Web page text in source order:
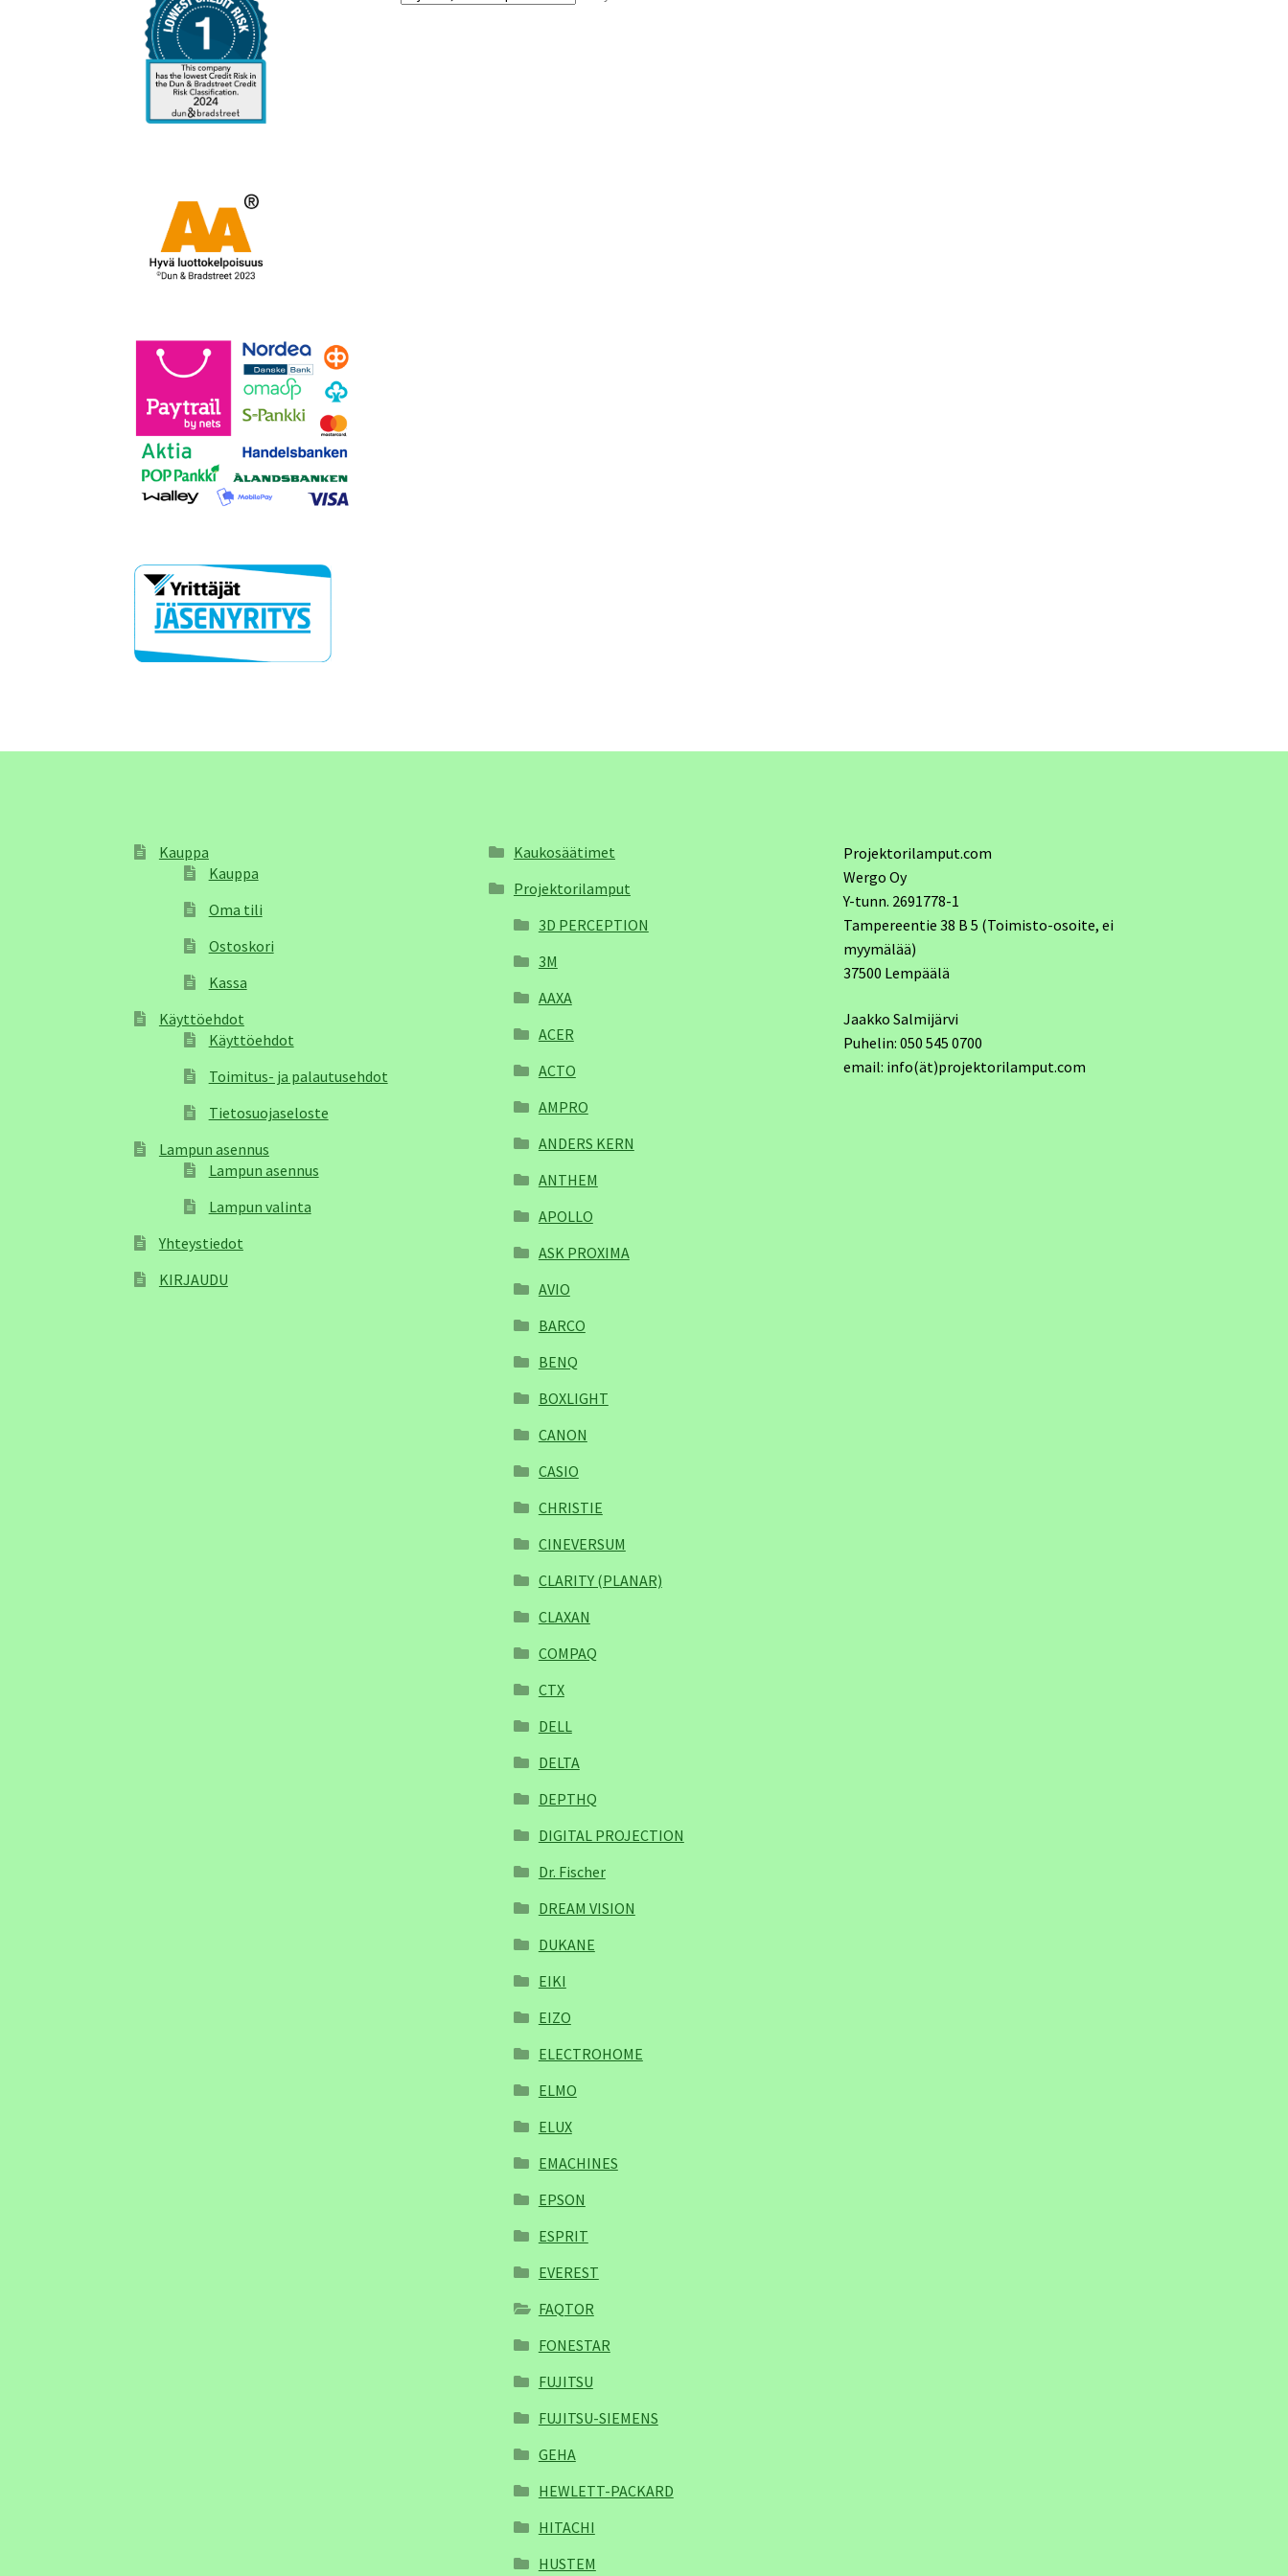
Kauppa
Kauppa
Oma tili
Ostoskori
Kassa
Käyttöehdot
Käyttöehdot
Toimitus- ja palautusehdot
Tietosuojaseloste
Lampun asennus
Lampun asennus
Lampun valinta
Yhteystiedot
KIRJAUDU
Kaukosäätimet
Projektorilamput
3D PERCEPTION
3M
AAXA
ACER
ACTO
AMPRO
ANDERS KERN
ANTHEM
APOLLO
ASK PROXIMA
AVIO
BARCO
BENQ
BOXLIGHT
CANON
CASIO
CHRISTIE
CINEVERSUM
CLARITY (PLANAR)
CLAXAN
COMPAQ
CTX
DELL
DELTA
DEPTHQ
DIGITAL PROJECTION
Dr. Fischer
DREAM VISION
DUKANE
EIKI
EIZO
ELECTROHOME
ELMO
ELUX
EMACHINES
EPSON
ESPRIT
EVEREST
FAQTOR
FONESTAR
FUJITSU
FUJITSU-SIEMENS
GEHA
HEWLETT-PACKARD
HITACHI
HUSTEM
Projektorilamput.com
Wergo Oy
Y-tunn. 2691778-1
Tampereentie 38 B 5 (Toimisto-osoite, ei
myymälää)
37500 Lempäälä
Jaakko Salmijärvi
Puhelin: 050 545 0700
email: info(ät)projektorilamput.com